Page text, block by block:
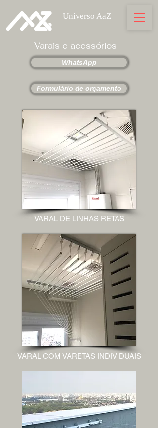
Universo AaZ
Varais e acessórios
Formulário de orçamento
WhatsApp
VARAL DE LINHAS RETAS
VARAL COM VARETAS INDIVIDUAIS